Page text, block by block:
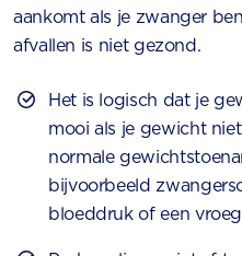
aankomt als je zwanger
afvallen is niet gezond.
Het is logisch dat je
mooi als je gewicht
normale
bijvoorbeeld
bloeddruk of een